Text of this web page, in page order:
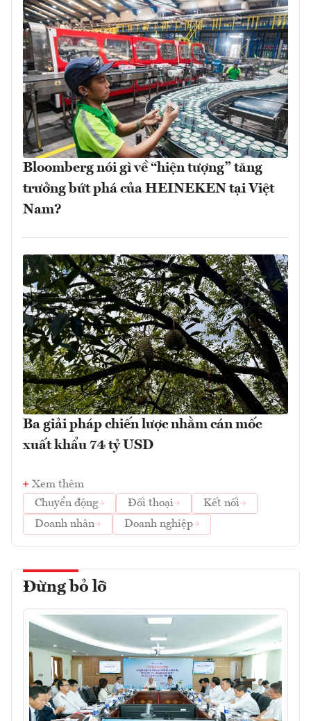
Bloomberg nói gì về “hiện tượng” tăng
trưởng bứt phá của HEINEKEN tại Việt
Nam?
Ba giải pháp chiến lược nhằm cán mốc
xuất khẩu 74 tỷ USD
Xem thêm
Chuyển động
Đối thoại
Kết nối
Doanh nhân
Doanh nghiệp
Đừng bỏ lỡ